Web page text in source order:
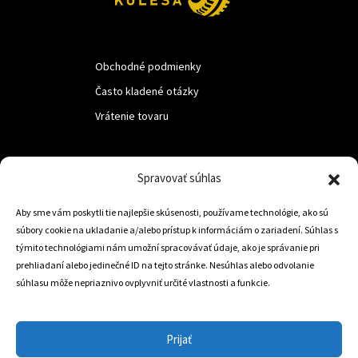
Spravovať súhlas
Aby sme vám poskytli tie najlepšie skúsenosti, používame technológie, ako sú
súbory cookie na ukladanie a/alebo prístup k informáciám o zariadení. Súhlas s
týmito technológiami nám umožní spracovávať údaje, ako je správanie pri
prehliadaní alebo jedinečné ID na tejto stránke. Nesúhlas alebo odvolanie
súhlasu môže nepriaznivo ovplyvniť určité vlastnosti a funkcie.
Prijať
Obchodné podmienky
Často kladené otázky
Vrátenie tovaru
Trstená 02801
+421 905 806 234